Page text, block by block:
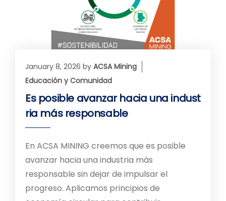
January 8, 2026 by ACSA Mining
Educación y Comunidad
Es posible avanzar hacia una indust
ria más responsable
En ACSA MINING creemos que es posible
avanzar hacia una industria más
responsable sin dejar de impulsar el
progreso. Aplicamos principios de